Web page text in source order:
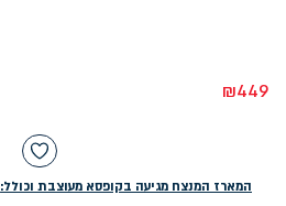
₪449
המארז המנצח מגיעה בקופסא מעוצבת וכולל: